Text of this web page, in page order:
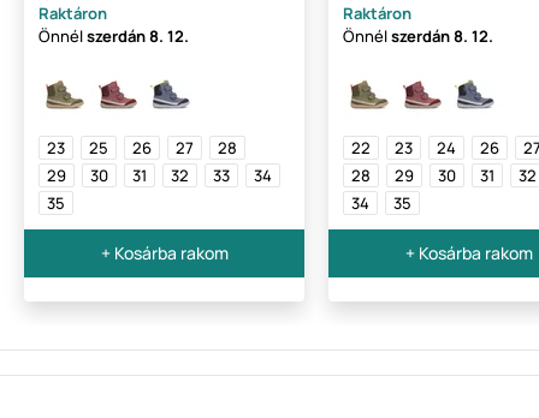
Raktáron
Önnélszerdán8. 12.
23 25 26 27
28
29
30 31 32 33
34
35
+ Kosárba rakom
Raktáron
Önnélszerdán8. 12.
22 23 24 26
28
29 30 31
32
34
35
+ Kosárba rakom